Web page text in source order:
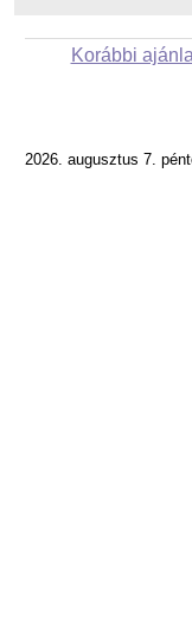
Korábbi
2026. augusztus 7.